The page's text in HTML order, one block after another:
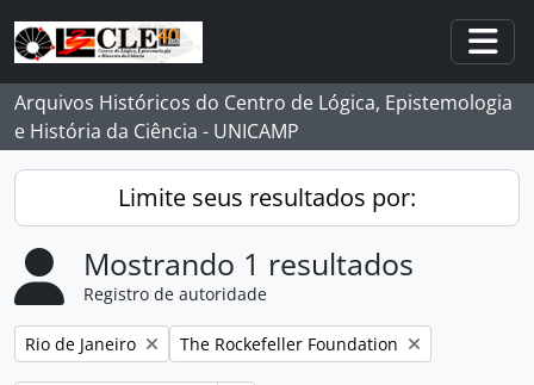
Skip to main content
Arquivos Históricos do Centro de Lógica, Epistemologia
e História da Ciência - UNICAMP
Limite seus resultados por:
Mostrando 1 resultados
Registro de autoridade
Remover filtro:
Rio de Janeiro Remover filtro:
The Rockefeller Foundation